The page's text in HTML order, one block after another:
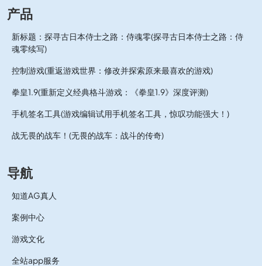
产品
新标题：探寻古日本侍士之路：侍魂零(探寻古日本侍士之路：侍
魂零续写)
控制游戏(重返游戏世界：修改并探索原来最喜欢的游戏)
拳皇1.9(重新定义经典格斗游戏：《拳皇1.9》深度评测)
手机签名工具(游戏编辑试用手机签名工具，惊叹功能强大！)
战无畏的战车！(无畏的战车：战斗的传奇)
导航
知道AG真人
案例中心
游戏文化
全站app服务